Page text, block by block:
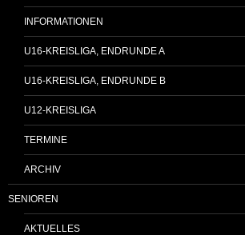
INFORMATIONEN
U16-KREISLIGA, ENDRUNDE A
U16-KREISLIGA, ENDRUNDE B
U12-KREISLIGA
TERMINE
ARCHIV
SENIOREN
AKTUELLES